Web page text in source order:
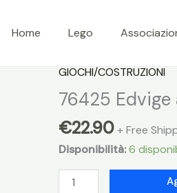
Home Lego
GIOCHI/COSTRUZIONI
76425
€22.90 + Free
Disponibilità: 6
76425